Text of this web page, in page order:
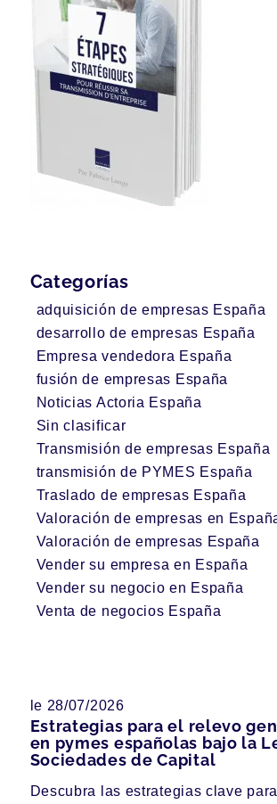
Categorías
adquisición de empresas España
desarrollo de empresas España
Empresa vendedora España
fusión de empresas España
Noticias Actoria España
Sin clasificar
Transmisión de empresas España
transmisión de PYMES España
Traslado de empresas España
Valoración de empresas en
Valoración de empresas España
Vender su empresa en España
Vender su negocio en España
Venta de negocios España
le 28/07/2026
Estrategias para el relevo
en pymes españolas bajo la
Sociedades de Capital
Descubra las estrategias clave